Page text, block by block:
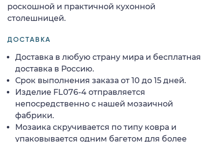
роскошной и практичной кухонной
столешницей.
ДОСТАВКА
Доставка в любую страну мира и бесплатная
доставка в Россию.
Срок выполнения заказа от 10 до 15 дней.
Изделие FL076-4 отправляется
непосредственно с нашей мозаичной
фабрики.
Мозаика скручивается по типу ковра и
упаковывается одним багетом для более